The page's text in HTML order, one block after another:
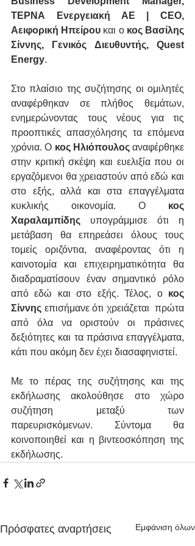
ΤΕΡΝΑ Ενεργειακή ΑΕ | CEO,
Αειφορική Ηπείρου και ο κος Βασίλης
Σίννης, Γενικός Διευθυντής, Quest
Energy.
Στο πλαίσιο της συζήτησης οι ομιλητές
αναφέρθηκαν σε πλήθος θεμάτων,
ενημερώνοντας τους νέους για τις
προοπτικές απασχόλησης τα επόμενα
χρόνια. Ο κος Ηλιόπουλος αναφέρθηκε
στην κριτική σκέψη και ευελιξία που οι
εργαζόμενοι θα χρειαστούν από εδώ και
στο εξής, αλλά και στα επαγγέλματα
κυκλικής οικονομία. Ο κος
Χαραλαμπίδης υπογράμμισε ότι η
μετάβαση θα επηρεάσει όλους τους
τομείς οριζόντια, αναφέροντας ότι η
καινοτομία και επιχειρηματικότητα θα
διαδραματίσουν έναν σημαντικό ρόλο
από εδώ και στο εξής. Τέλος, ο κος
Σίννης επισήμανε ότι χρειάζεται  πρώτα
από όλα να οριστούν οι πράσινες
δεξιότητες και τα πράσινα επαγγέλματα,
κάτι που ακόμη δεν έχει διασαφηνιστεί.
Με το πέρας της συζήτησης και της
εκδήλωσης ακολούθησε στο χώρο
συζήτηση μεταξύ των
παρευρισκόμενων. Σύντομα θα
κοινοποιηθεί και η βιντεοσκόπηση της
εκδήλωσης.
Πρόσφατες αναρτήσεις Εμφάνιση όλων